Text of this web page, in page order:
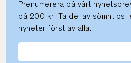
Prenumerera på vårt
på 200 kr! Ta del av sömntips,
nyheter först av alla.